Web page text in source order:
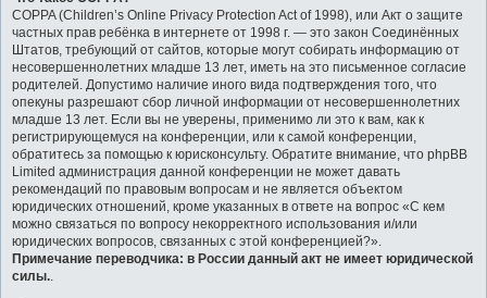
COPPA (Children’s Online Privacy Protection Act of 1998), или Акт о защите
частных прав ребёнка в интернете от 1998 г. — это закон Соединённых
Штатов, требующий от сайтов, которые могут собирать информацию от
несовершеннолетних младше 13 лет, иметь на это письменное согласие
родителей. Допустимо наличие иного вида подтверждения того, что
опекуны разрешают сбор личной информации от несовершеннолетних
младше 13 лет. Если вы не уверены, применимо ли это к вам, как к
регистрирующемуся на конференции, или к самой конференции,
обратитесь за помощью к юрисконсульту. Обратите внимание, что phpBB
Limited администрация данной конференции не может давать
рекомендаций по правовым вопросам и не является объектом
юридических отношений, кроме указанных в ответе на вопрос «С кем
можно связаться по вопросу некорректного использования и/или
юридических вопросов, связанных с этой конференцией?».
Примечание переводчика: в России данный акт не имеет юридической
силы..